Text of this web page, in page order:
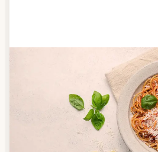
Anbieter finden
Nutzen Sie unsere große
um herauszufinden, welche
Region gibt und welcher am
Verschaffen Sie sich auch